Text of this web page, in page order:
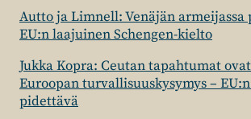
”90-
LUVUN
VIRHEET
EIVÄT
Autto ja Limnell: Venäjän
EU:n laajuinen Schengen-kielto
Jukka Kopra: Ceutan tapahtumat
Euroopan turvallisuuskysymys –
pidettävä